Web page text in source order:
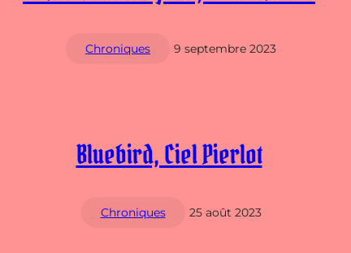
Chroniques 9 septembre 2023
Bluebird, Ciel Pierlot
Chroniques 25 août 2023